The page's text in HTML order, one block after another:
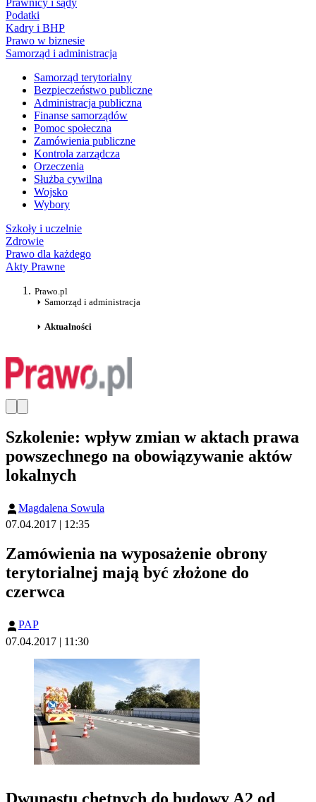
Prawnicy i sądy
Podatki
Kadry i BHP
Prawo w biznesie
Samorząd i administracja
Samorząd terytorialny
Bezpieczeństwo publiczne
Administracja publiczna
Finanse samorządów
Pomoc społeczna
Zamówienia publiczne
Kontrola zarządcza
Orzeczenia
Służba cywilna
Wojsko
Wybory
Szkoły i uczelnie
Zdrowie
Prawo dla każdego
Akty Prawne
Prawo.pl
Samorząd i administracja
Aktualności
Szkolenie: wpływ zmian w aktach prawa
powszechnego na obowiązywanie aktów
lokalnych
Magdalena Sowula
07.04.2017 | 12:35
Zamówienia na wyposażenie obrony
terytorialnej mają być złożone do
czerwca
PAP
07.04.2017 | 11:30